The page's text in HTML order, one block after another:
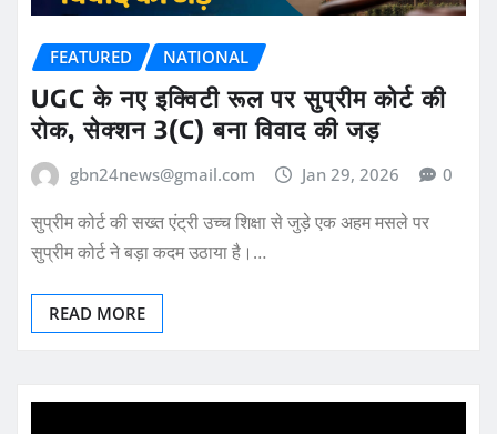
FEATURED NATIONAL
UGC के नए इक्विटी रूल पर सुप्रीम कोर्ट की
रोक, सेक्शन 3(C) बना विवाद की जड़
gbn24news@gmail.com Jan 29, 2026 0
सुप्रीम कोर्ट की सख्त एंट्री उच्च शिक्षा से जुड़े एक अहम मसले पर
सुप्रीम कोर्ट ने बड़ा कदम उठाया है।…
READ MORE